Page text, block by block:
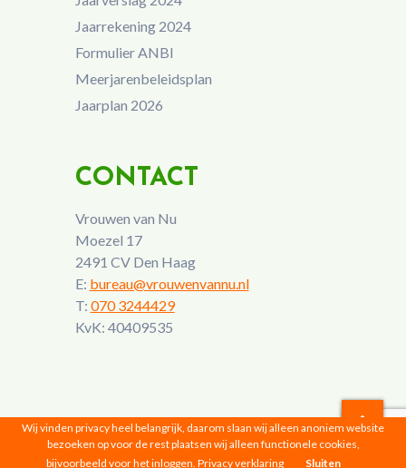
Jaarrekening 2024
Formulier ANBI
Meerjarenbeleidsplan
Jaarplan 2026
CONTACT
Vrouwen van Nu
Moezel 17
2491 CV Den Haag
E: bureau@vrouwenvannu.nl
T: 070 3244429
KvK: 40409535
Vrouwen van Nu © 2026 |Privacyverklaring
Wij vinden privacy heel belangrijk, daarom slaan wij alleen anoniem website
bezoeken op voor de rest plaatsen wij alleen functionele cookies,
bijvoorbeeld voor het inloggen. Privacy verklaring Sluiten